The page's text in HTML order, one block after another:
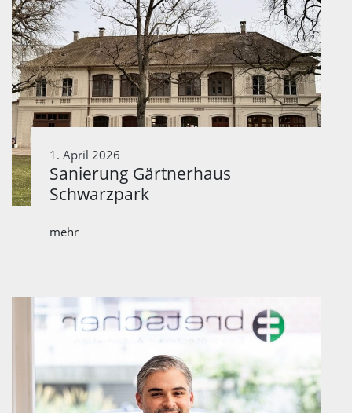
1. April 2026
Sanierung Gärtnerhaus
Schwarzpark
mehr